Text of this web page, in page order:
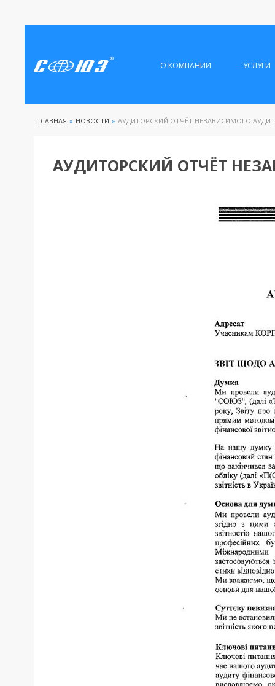
О КОМПАНИИ УСЛУГИ
ГЛАВНАЯ » НОВОСТИ » АУДИТОРСКИЙ ОТЧЁТ НЕЗАВИСИМОГО
АУДИТОРСКИЙ ОТЧЁТ